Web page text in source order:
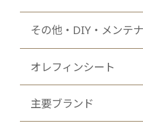
その他・DIY・メンテ
オレフィンシート
主要ブランド